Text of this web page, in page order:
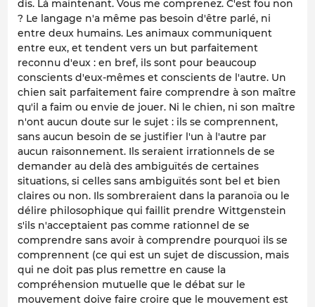
dis. Là maintenant. Vous me comprenez. C'est fou non
? Le langage n'a même pas besoin d'être parlé, ni
entre deux humains. Les animaux communiquent
entre eux, et tendent vers un but parfaitement
reconnu d'eux : en bref, ils sont pour beaucoup
conscients d'eux-mêmes et conscients de l'autre. Un
chien sait parfaitement faire comprendre à son maître
qu'il a faim ou envie de jouer. Ni le chien, ni son maître
n'ont aucun doute sur le sujet : ils se comprennent,
sans aucun besoin de se justifier l'un à l'autre par
aucun raisonnement. Ils seraient irrationnels de se
demander au delà des ambiguïtés de certaines
situations, si celles sans ambiguïtés sont bel et bien
claires ou non. Ils sombreraient dans la paranoïa ou le
délire philosophique qui faillit prendre Wittgenstein
s'ils n'acceptaient pas comme rationnel de se
comprendre sans avoir à comprendre pourquoi ils se
comprennent (ce qui est un sujet de discussion, mais
qui ne doit pas plus remettre en cause la
compréhension mutuelle que le débat sur le
mouvement doive faire croire que le mouvement est